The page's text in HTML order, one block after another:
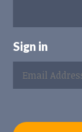
Sign in